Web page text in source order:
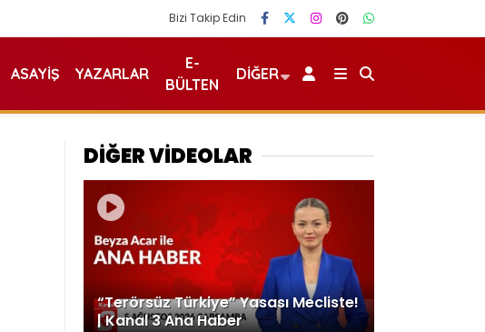
Bizi Takip Edin
ASAYIŞ YAZARLAR
E-
BÜLTEN
DIĞER
DİĞER VİDEOLAR
“Terörsüz Türkiye” Yasası Mecliste!
| Kanal 3 Ana Haber